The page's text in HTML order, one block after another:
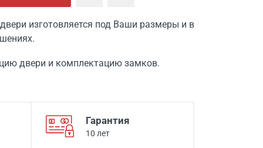
изготовляется под Ваши размеры и в
двери и комплектацию замков.
Гарантия
10 лет